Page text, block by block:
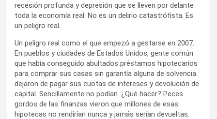
recesión profunda y depresión que se lleven por delante
toda la economía real. No es un delirio catastrófista. Es
un peligro real.
Un peligro real como el que empezó a gestarse en 2007.
En pueblos y ciudades de Estados Unidos, gente común
que había conseguido abultados préstamos hipotecarios
para comprar sus casas sin garantía alguna de solvencia
dejaron de pagar sus cuotas de intereses y devolución de
capital. Sencillamente no podían. ¿Qué hacer? Peces
gordos de las finanzas vieron que millones de esas
hipotecas no rendirían nunca y jamás serían devueltas.